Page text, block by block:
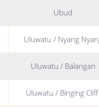
Ubud
Uluwatu / Nyang
Uluwatu / Balangan
Uluwatu / Binging